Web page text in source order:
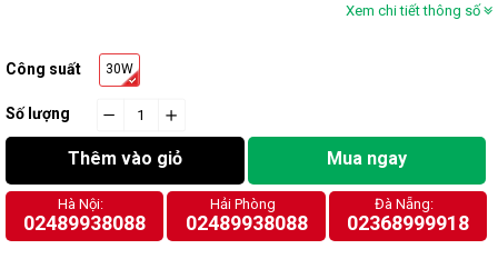
Xem chi tiết thông số
Công suất 30W
Số lượng
Thêm vào giỏ Mua ngay
Hà Nội:
02489938088
Hải Phòng
02489938088
Đà Nẵng:
02368999918